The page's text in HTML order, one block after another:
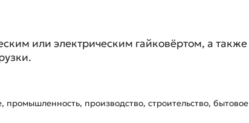
или электрическим гайковёртом, а также
производство, строительство, бытовое